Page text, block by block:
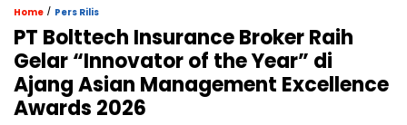
Home / Pers Rilis
PT Bolttech Insurance Broker Raih
Gelar “Innovator of the Year” di
Ajang Asian Management Excellence
Awards 2026